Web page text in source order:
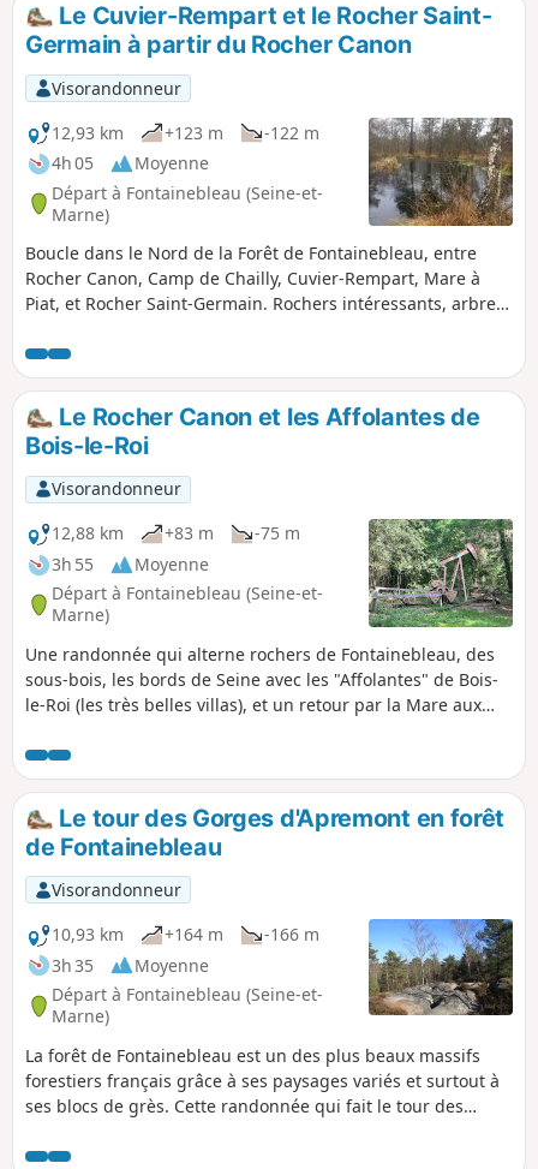
Le Cuvier-Rempart et le Rocher Saint-
Germain à partir du Rocher Canon
Visorandonneur
12,93 km
+123 m
-122 m
4h 05
Moyenne
Départ à Fontainebleau (Seine-et-
Marne)
Boucle dans le Nord de la Forêt de Fontainebleau, entre
Rocher Canon, Camp de Chailly, Cuvier-Rempart, Mare à
Piat, et Rocher Saint-Germain. Rochers intéressants, arbres
Le Rocher Canon et les Affolantes de
Bois-le-Roi
Visorandonneur
12,88 km
+83 m
-75 m
3h 55
Moyenne
Départ à Fontainebleau (Seine-et-
Marne)
Une randonnée qui alterne rochers de Fontainebleau, des
sous-bois, les bords de Seine avec les "Affolantes" de Bois-
le-Roi (les très belles villas), et un retour par la Mare aux
week-end dès qu'il fait beau.
Le tour des Gorges d'Apremont en forêt
de Fontainebleau
Visorandonneur
10,93 km
+164 m
-166 m
3h 35
Moyenne
Départ à Fontainebleau (Seine-et-
Marne)
La forêt de Fontainebleau est un des plus beaux massifs
forestiers français grâce à ses paysages variés et surtout à
ses blocs de grès. Cette randonnée qui fait le tour des
n°6 vous permettra d'en apprécier toute sa beauté mais